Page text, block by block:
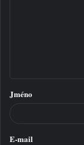
ř
Jméno
E-mail